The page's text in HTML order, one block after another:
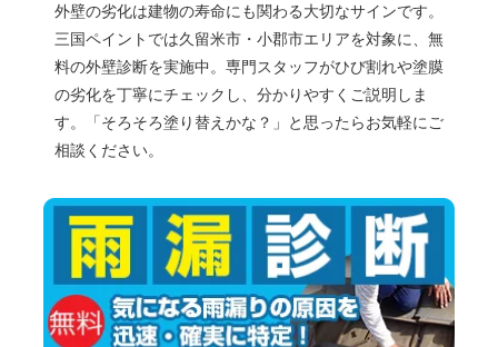
外壁の劣化は建物の寿命にも関わる大切なサインです。
三国ペイントでは久留米市・小郡市エリアを対象に、無
料の外壁診断を実施中。専門スタッフがひび割れや塗膜
の劣化を丁寧にチェックし、分かりやすくご説明しま
す。「そろそろ塗り替えかな？」と思ったらお気軽にご
相談ください。